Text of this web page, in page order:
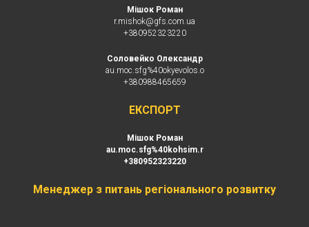
Мішок Роман
r.mishok@gfs.com.ua
+380952323220
Соловейко Олександр
au.moc.sfg%40okyevolos.o
+380988465659
EКСПОРТ
Мішок Роман
au.moc.sfg%40kohsim.r
+380952323220
Менеджер з питань регіонального розвитку